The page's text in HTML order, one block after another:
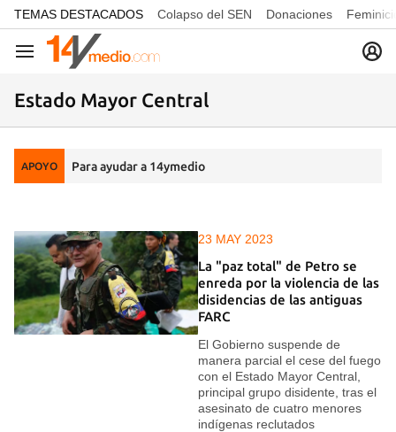
common.go-to-content
TEMAS DESTACADOS Colapso del SEN Donaciones
Navegación
Estado Mayor Central
APOYO Para ayudar a 14ymedio
23 MAY 2023
La "paz total" de Petro se
enreda por la violencia de las
disidencias de las antiguas
FARC
El Gobierno suspende de
manera parcial el cese del fuego
con el Estado Mayor Central,
principal grupo disidente, tras el
asesinato de cuatro menores
indígenas reclutados